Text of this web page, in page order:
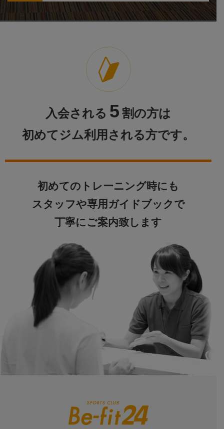
入会される 5 割の方は
初めてジム利用される方です。
初めてのトレーニング時にも
スタッフや専用ガイドブックで
丁寧にご案内致します